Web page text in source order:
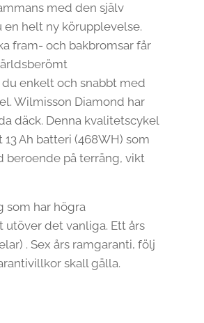
med den själv
helt ny körupplevelse.
fram- och bakbromsar får
enkelt och snabbt med
Wilmisson Diamond har
däck. Denna kvalitetscykel
Ah batteri (468WH) som
beroende på terräng, vikt
som har högra
det vanliga. Ett års
. Sex års ramgaranti, följ
skall gälla.